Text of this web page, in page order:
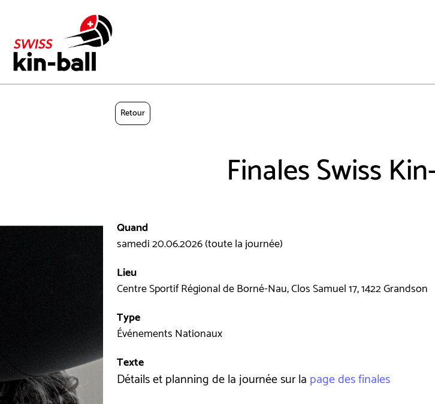
Retour
Finales Swiss
Quand
samedi 20.06.2026 (toute la journée)
Lieu
Centre Sportif Régional de Borné-Nau, Clos Samuel 17, 1422 Grandson
Type
Événements Nationaux
Texte
Détails et planning de la journée sur la page des finales